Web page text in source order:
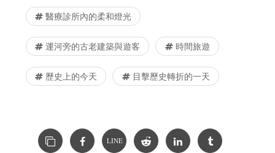
醫療診所內的柔和燈光
運河旁的古老建築與遊客 時間旅遊
歷史上的今天 目擊歷史轉折的一天
LINE